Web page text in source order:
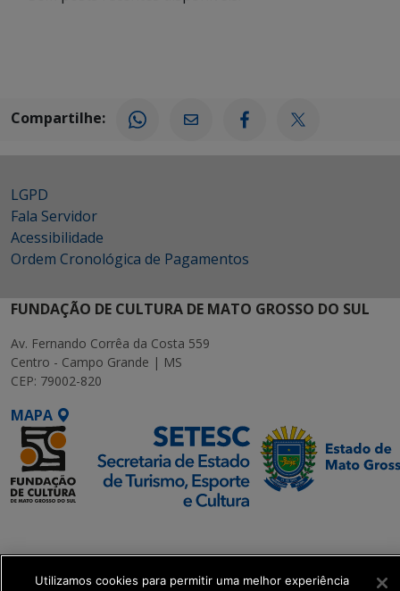
Compartilhe:
LGPD
Fala Servidor
Acessibilidade
Ordem Cronológica de Pagamentos
FUNDAÇÃO DE CULTURA DE MATO GROSSO DO SUL
Av. Fernando Corrêa da Costa 559
Centro - Campo Grande | MS
CEP: 79002-820
MAPA
Executiva de
Transformação Digital
Utilizamos cookies para permitir uma melhor experiência